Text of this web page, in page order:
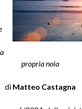
propria noia
di Matteo Castagna